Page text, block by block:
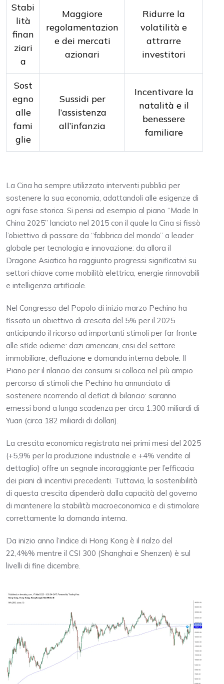
Stabi
lità
finan
ziari
a
Maggiore
regolamentazion
e dei mercati
azionari
Ridurre la
volatilità e
attrarre
investitori
Sost
egno
alle
fami
glie
Sussidi per
l’assistenza
all’infanzia
Incentivare la
natalità e il
benessere
familiare
La Cina ha sempre utilizzato interventi pubblici per
sostenere la sua economia, adattandoli alle esigenze di
ogni fase storica. Si pensi ad esempio al piano “Made In
China 2025” lanciato nel 2015 con il quale la Cina si fissò
l’obiettivo di passare da “fabbrica del mondo” a leader
globale per tecnologia e innovazione: da allora il
Dragone Asiatico ha raggiunto progressi significativi su
settori chiave come mobilità elettrica, energie rinnovabili
e intelligenza artificiale.
Nel Congresso del Popolo di inizio marzo Pechino ha
fissato un obiettivo di crescita del 5% per il 2025
anticipando il ricorso ad importanti stimoli per far fronte
alle sfide odierne: dazi americani, crisi del settore
immobiliare, deflazione e domanda interna debole. Il
Piano per il rilancio dei consumi si colloca nel più ampio
percorso di stimoli che Pechino ha annunciato di
sostenere ricorrendo al deficit di bilancio: saranno
emessi bond a lunga scadenza per circa 1.300 miliardi di
Yuan (circa 182 miliardi di dollari).
La crescita economica registrata nei primi mesi del 2025
(+5,9% per la produzione industriale e +4% vendite al
dettaglio) offre un segnale incoraggiante per l’efficacia
dei piani di incentivi precedenti. Tuttavia, la sostenibilità
di questa crescita dipenderà dalla capacità del governo
di mantenere la stabilità macroeconomica e di stimolare
correttamente la domanda interna.
Da inizio anno l’indice di Hong Kong è il rialzo del
22,4%% mentre il CSI 300 (Shanghai e Shenzen) è sul
livelli di fine dicembre.